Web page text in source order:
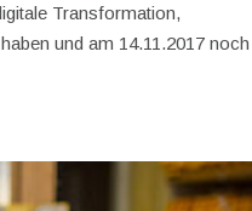
Transformation,
und am 14.11.2017 noch